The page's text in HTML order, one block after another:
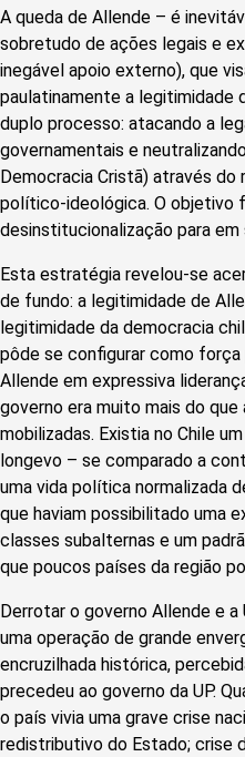
A queda de Allende – é
sobretudo de ações legais e
inegável apoio externo), que
paulatinamente a legitimidade
duplo processo: atacando a
governamentais e
Democracia Cristã) através
político-ideológica. O objetivo
desinstitucionalização para
Esta estratégia revelou-se
de fundo: a legitimidade de
legitimidade da democracia
pôde se configurar como
Allende em expressiva
governo era muito mais do que
mobilizadas. Existia no Chile
longevo – se comparado a
uma vida política normalizada
que haviam possibilitado uma
classes subalternas e um
que poucos países da região
Derrotar o governo Allende e
uma operação de grande
encruzilhada histórica,
precedeu ao governo da UP.
o país vivia uma grave crise
redistributivo do Estado; crise